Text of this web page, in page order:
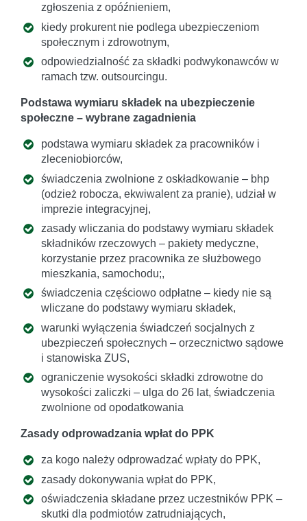
zgłoszenia z opóźnieniem,
kiedy prokurent nie podlega ubezpieczeniom
społecznym i zdrowotnym,
odpowiedzialność za składki podwykonawców w
ramach tzw. outsourcingu.
Podstawa wymiaru składek na ubezpieczenie
społeczne – wybrane zagadnienia
podstawa wymiaru składek za pracowników i
zleceniobiorców,
świadczenia zwolnione z oskładkowanie – bhp
(odzież robocza, ekwiwalent za pranie), udział w
imprezie integracyjnej,
zasady wliczania do podstawy wymiaru składek
składników rzeczowych – pakiety medyczne,
korzystanie przez pracownika ze służbowego
mieszkania, samochodu;,
świadczenia częściowo odpłatne – kiedy nie są
wliczane do podstawy wymiaru składek,
warunki wyłączenia świadczeń socjalnych z
ubezpieczeń społecznych – orzecznictwo sądowe
i stanowiska ZUS,
ograniczenie wysokości składki zdrowotne do
wysokości zaliczki – ulga do 26 lat, świadczenia
zwolnione od opodatkowania
Zasady odprowadzania wpłat do PPK
za kogo należy odprowadzać wpłaty do PPK,
zasady dokonywania wpłat do PPK,
oświadczenia składane przez uczestników PPK –
skutki dla podmiotów zatrudniających,